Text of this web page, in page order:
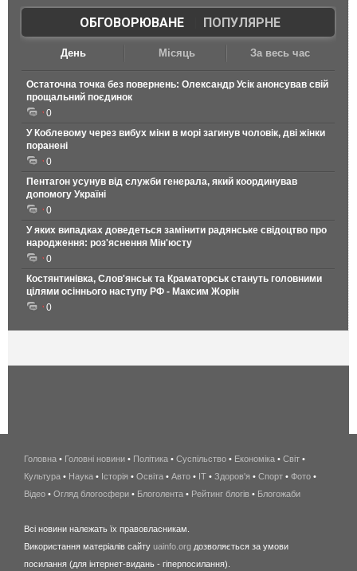
ОБГОВОРЮВАНЕ| ПОПУЛЯРНЕ
День Місяць За весь час
Остаточна точка без повернень: Олександр Усік анонсував свій
прощальний поєдинок
0
У Коблевому через вибух міни в морі загинув чоловік, дві жінки
поранені
0
Пентагон усунув від служби генерала, який координував
допомогу Україні
0
У яких випадках доведеться замінити радянське свідоцтво про
народження: роз'яснення Мін'юсту
0
Костянтинівка, Слов'янськ та Краматорськ стануть головними
цілями осіннього наступу РФ - Максим Жорін
0
беспроводной
интернет
киев
wimax
Головна • Головні новини • Політика • Суспільство • Економіка • Світ •
Культура • Наука • Історія • Освіта • Авто • IT • Здоров'я • Спорт • Фото •
Відео • Огляд блогосфери • Блоголента • Рейтинг блогів • Блогожаби
Всі новини належать їх правовласникам.
Використання матеріалів сайту uainfo.org дозволяється за умови
посилання (для інтернет-видань - гіперпосилання).